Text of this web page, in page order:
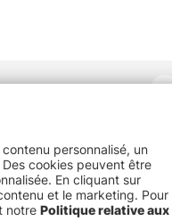
personnalisé, un
cookies peuvent être
En cliquant sur
et le marketing. Pour
notre Politique relative aux